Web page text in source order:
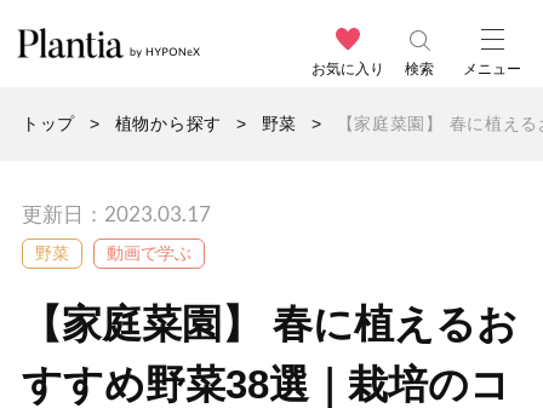
お気に入り 検索 メニュー
トップ 植物から探す 野菜 【家庭菜園】 春に植え
更新日：2023.03.17
野菜 動画で学ぶ
【家庭菜園】 春に植えるお
すすめ野菜38選｜栽培のコ